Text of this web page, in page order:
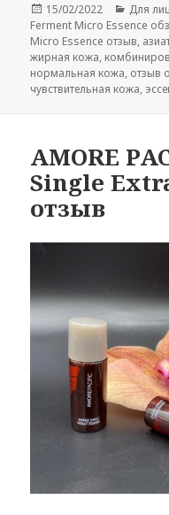
Опубликовано
15/02/2022 Для
Ferment Micro Essence
Micro Essence отзыв,
жирная кожа,
нормальная кожа, отзыв
чувствительная кожа,
AMORE
Single
отзыв